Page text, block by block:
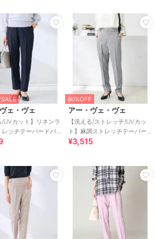
ェ・ヴェ
/UVカット】リネンラ
レッチテーパードパ
60%OFF
アー・ヴェ・ヴェ
【洗える/ストレッチ/UVカッ
ト】麻調ストレッチテーパー
ドパンツ
¥3,515